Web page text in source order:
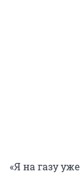
«Я на газу